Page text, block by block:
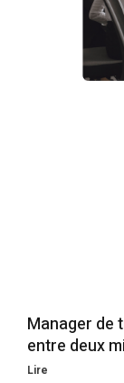
Manager de
entre deux
Lire